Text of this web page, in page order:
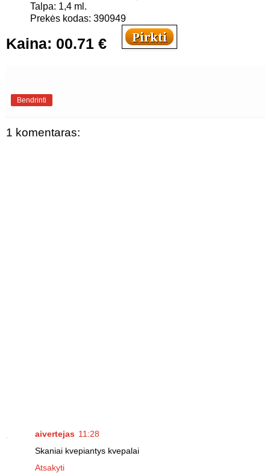
Talpa: 1,4 ml.
Prekės kodas: 390949
Kaina: 00.71 €
Bendrinti
1 komentaras:
aivertejas 11:28
Skaniai kvepiantys kvepalai
Atsakyti